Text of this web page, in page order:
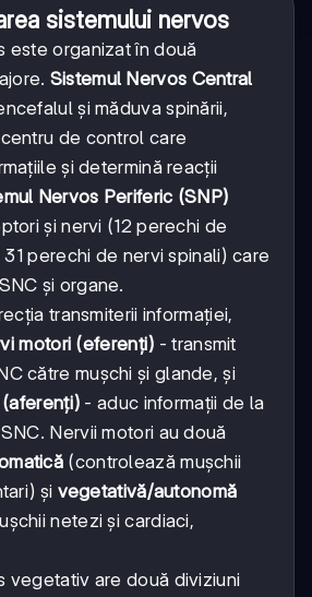
sistemului nervos
este organizat în două
Sistemul Nervos Central
și măduva spinării,
de control care
și determină reacții
Nervos Periferic (SNP)
și nervi (12 perechi de
perechi de nervi spinali) care
și organe.
transmiterii informației,
motori (eferenți) - transmit
către mușchi și glande, și
- aduc informații de la
Nervii motori au două
(controlează mușchii
și vegetativă/autonomă
netezi și cardiaci,
vegetativ are două diviziuni